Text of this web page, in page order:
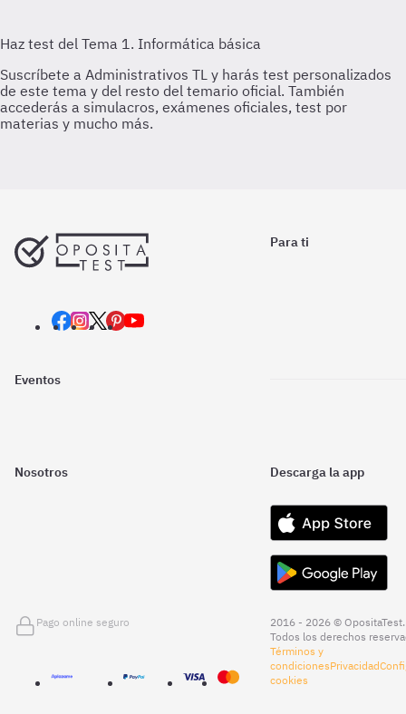
Para ti
Eventos
Nosotros Descarga la app
Pago online seguro
2016 - 2026 © OpositaTest.
Todos los derechos
Términos y
condicionesPrivacidad
cookies